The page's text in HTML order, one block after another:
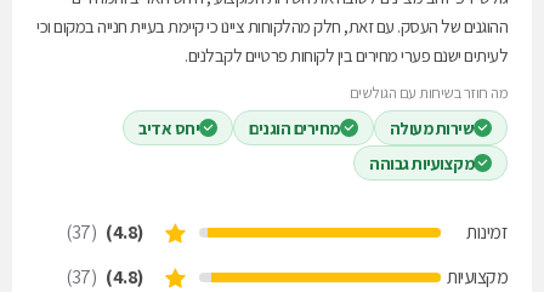
ההוגנים של העסק. עם זאת, חלק מהלקוחות ציינו כי קיימת בעיית חנייה במקום וכי
לעיתים ישנם פערי מחירים בין לקוחות פרטיים לקבלנים.
מה חוזר בשיחות עם הגולשים
שירות מעולה מחירים הוגנים
יחס אדיב
מקצועיות גבוהה
זמינות (4.8)
(37)
מקצועיות
(4.8)
(37)